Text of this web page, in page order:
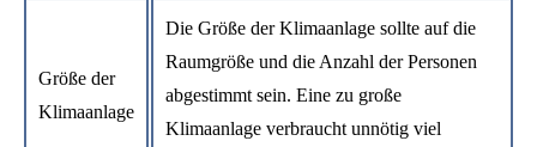
Größe der
Klimaanlage
Die Größe der Klimaanlage sollte auf die
Raumgröße und die Anzahl der Personen
abgestimmt sein. Eine zu große
Klimaanlage verbraucht unnötig viel